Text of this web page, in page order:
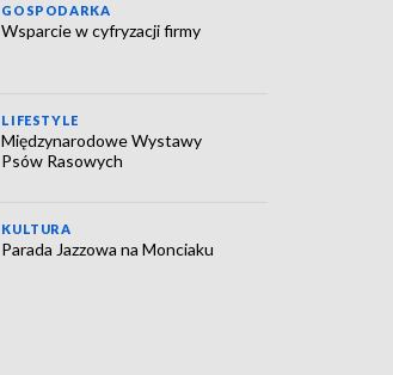
GOSPODARKA
Wsparcie w cyfryzacji firmy
LIFESTYLE
Międzynarodowe Wystawy
Psów Rasowych
KULTURA
Parada Jazzowa na Monciaku